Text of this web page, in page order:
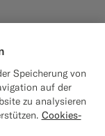
Close
Staaten?
Speicherung von
auf der
zu analysieren
Cookies-